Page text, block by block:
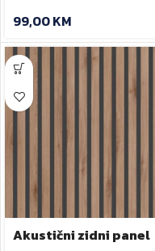
99,00KM
Akustični zidni panel